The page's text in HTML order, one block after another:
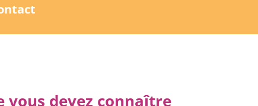
vous devez connaître